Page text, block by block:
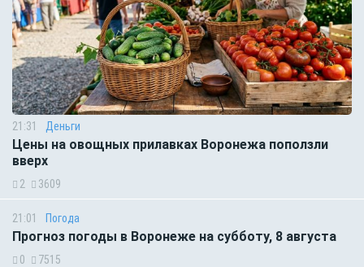
21:31 Деньги
Цены на овощных прилавках Воронежа поползли
вверх
2 3609
21:01 Погода
Прогноз погоды в Воронеже на субботу, 8 августа
0 7515